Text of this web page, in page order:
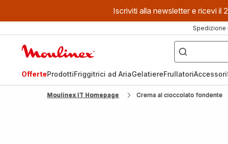
Iscriviti alla newsletter e ricevi il
Spedizione
Cosa
stai
cercando?
OfferteProdottiFriggitrici ad AriaGelatiereFrullatoriAccessori
Moulinex IT Homepage Crema al cioccolato fondente